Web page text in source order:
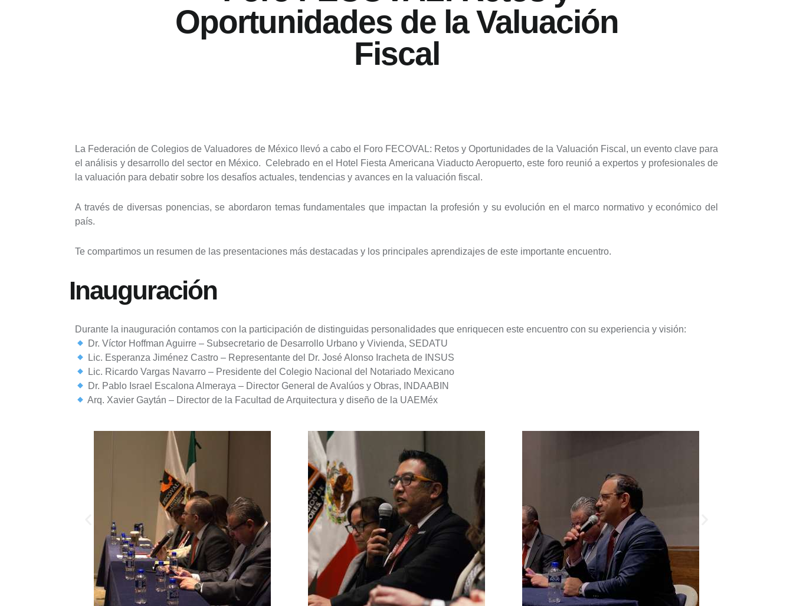
Oportunidades de la Valuación
Fiscal
La Federación de Colegios de Valuadores de México llevó a cabo el Foro FECOVAL: Retos y Oportunidades de la Valuación Fiscal, un evento clave para
el análisis y desarrollo del sector en México. Celebrado en el Hotel Fiesta Americana Viaducto Aeropuerto, este foro reunió a expertos y profesionales de
la valuación para debatir sobre los desafíos actuales, tendencias y avances en la valuación fiscal.
A través de diversas ponencias, se abordaron temas fundamentales que impactan la profesión y su evolución en el marco normativo y económico del
país.
Te compartimos un resumen de las presentaciones más destacadas y los principales aprendizajes de este importante encuentro.
Inauguración
Durante la inauguración contamos con la participación de distinguidas personalidades que enriquecen este encuentro con su experiencia y visión:
Dr. Víctor Hoffman Aguirre – Subsecretario de Desarrollo Urbano y Vivienda, SEDATU
Lic. Esperanza Jiménez Castro – Representante del Dr. José Alonso Iracheta de INSUS
Lic. Ricardo Vargas Navarro – Presidente del Colegio Nacional del Notariado Mexicano
Dr. Pablo Israel Escalona Almeraya – Director General de Avalúos y Obras, INDAABIN
Arq. Xavier Gaytán – Director de la Facultad de Arquitectura y diseño de la UAEMéx